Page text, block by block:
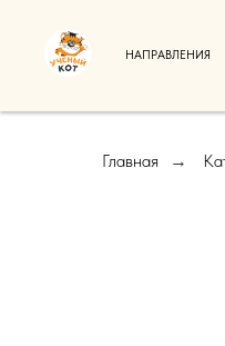
НАПРАВЛЕНИЯ
Главная →